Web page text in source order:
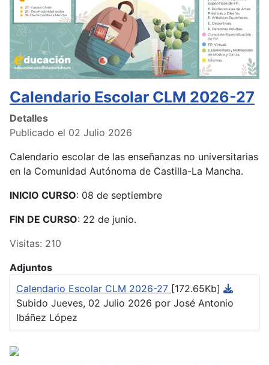
Calendario Escolar CLM 2026-27
Detalles
Publicado el 02 Julio 2026
Calendario escolar de las enseñanzas no universitarias
en la Comunidad Autónoma de Castilla-La Mancha.
INICIO CURSO: 08 de septiembre
FIN DE CURSO: 22 de junio.
Visitas: 210
Adjuntos
Calendario Escolar CLM 2026-27 [172.65Kb]
Subido Jueves, 02 Julio 2026 por José Antonio
Ibáñez López